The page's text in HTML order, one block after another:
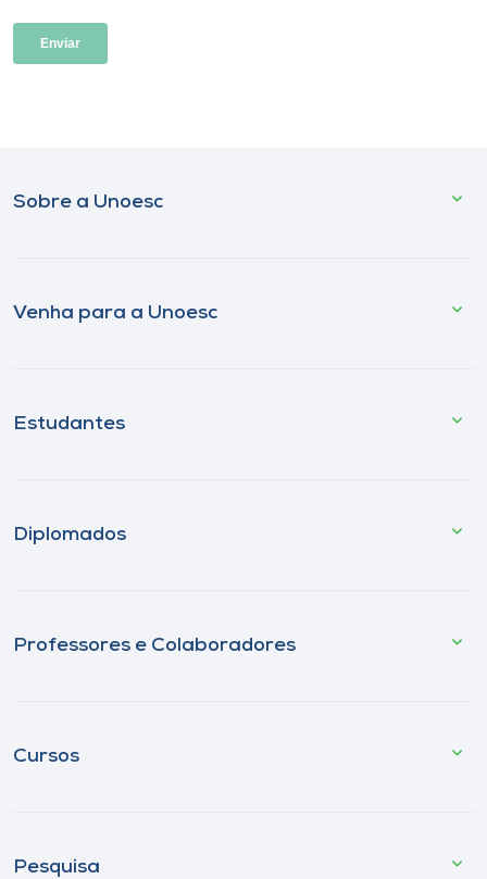
Sobre a Unoesc
Venha para a Unoesc
Estudantes
Diplomados
Professores e Colaboradores
Cursos
Pesquisa